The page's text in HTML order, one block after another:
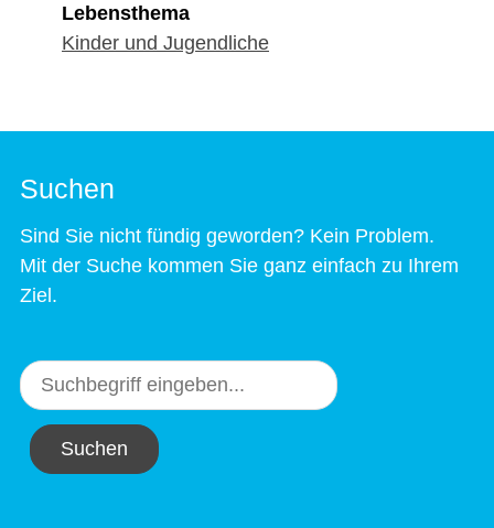
Lebensthema
Kinder und Jugendliche
Suchen
Sind Sie nicht fündig geworden? Kein Problem.
Mit der Suche kommen Sie ganz einfach zu Ihrem
Ziel.
Suchen